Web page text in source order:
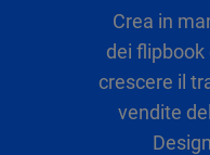
Crea in
dei
crescere il
vendite